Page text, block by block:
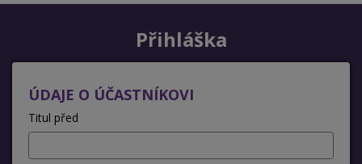
Přihláška
ÚDAJE O ÚČASTNÍKOVI
Titul před